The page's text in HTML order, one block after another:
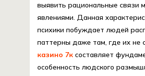
выявить рациональные связи
явлениями. Данная
психики побуждает людей
паттерны даже там, где их не
казино 7к составляет
особенность людского